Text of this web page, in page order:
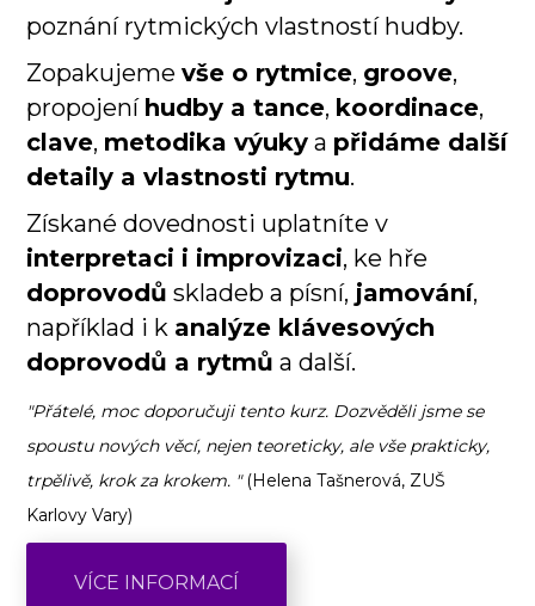
poznání rytmických vlastností hudby.
Zopakujemevše o rytmice, groove,
propojení hudby a tance, koordinace,
clave, metodika výuky a přidáme další
detaily a vlastnosti rytmu.
Získané dovednosti uplatníte v
interpretaci i improvizaci, ke hře
doprovodů skladeb a písní, jamování,
například i k analýze klávesových
doprovodů a rytmů a další.
"Přátelé, moc doporučuji tento kurz. Dozvěděli jsme se
spoustu nových věcí, nejen teoreticky, ale vše prakticky,
trpělivě, krok za krokem. "(Helena Tašnerová, ZUŠ
Karlovy Vary)
VÍCE INFORMACÍ